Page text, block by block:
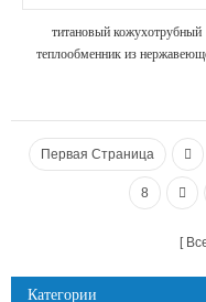
титановый кожухотрубный
теплообменник из
Первая Страница
8
Категории